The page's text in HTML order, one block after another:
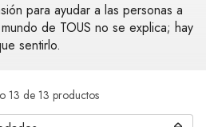
para ayudar a las personas a
de TOUS no se explica; hay
sentirlo.
13 de 13 productos